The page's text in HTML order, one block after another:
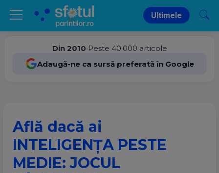
Ultimele
Din 2010•Peste 40.000 articole
Adaugă-ne ca sursă preferată în Google
Află dacă ai
INTELIGENȚA PESTE
MEDIE: JOCUL